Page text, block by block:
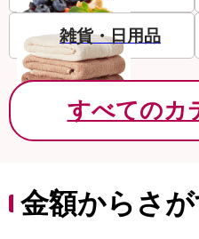
雑貨・日用品
すべてのカ
金額からさ